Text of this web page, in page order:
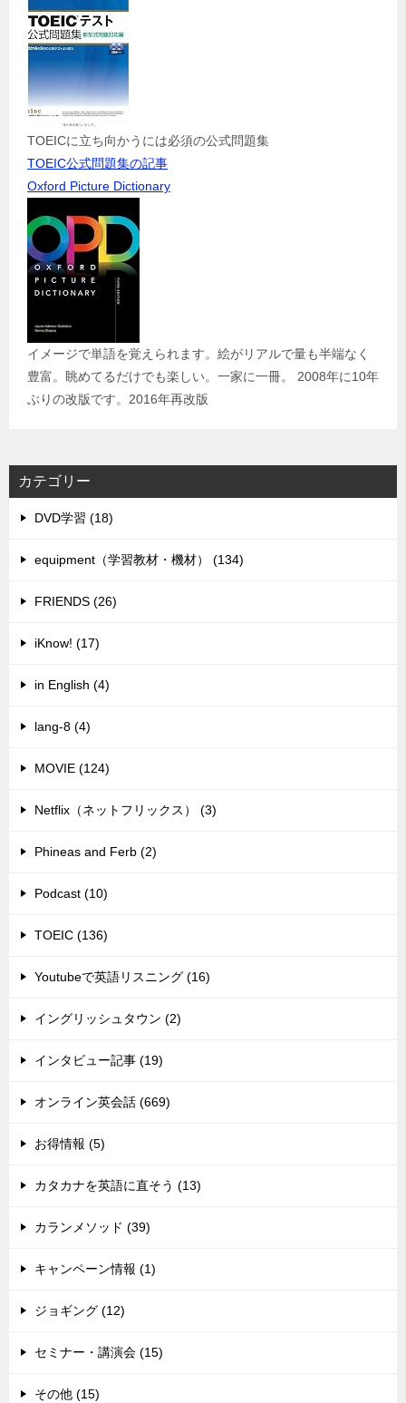
TOEICに立ち向かうには必須の公式問題集
TOEIC公式問題集の記事
Oxford Picture Dictionary
イメージで単語を覚えられます。絵がリアルで量も半端なく
豊富。眺めてるだけでも楽しい。一家に一冊。 2008年に10年
ぶりの改版です。2016年再改版
カテゴリー
DVD学習 (18)
equipment（学習教材・機材） (134)
FRIENDS (26)
iKnow! (17)
in English (4)
lang-8 (4)
MOVIE (124)
Netflix（ネットフリックス） (3)
Phineas and Ferb (2)
Podcast (10)
TOEIC (136)
Youtubeで英語リスニング (16)
イングリッシュタウン (2)
インタビュー記事 (19)
オンライン英会話 (669)
お得情報 (5)
カタカナを英語に直そう (13)
カランメソッド (39)
キャンペーン情報 (1)
ジョギング (12)
セミナー・講演会 (15)
その他 (15)